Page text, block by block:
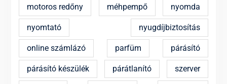
motoros redőny méhpempő nyomda
nyomtató nyugdíjbiztosítás
online számlázó parfüm párásító
párásító készülék párátlanító szerver